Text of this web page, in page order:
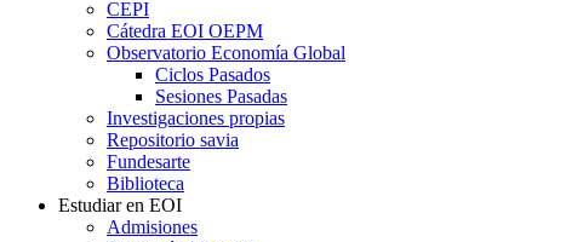
CEPI
Cátedra EOI OEPM
Observatorio Economía Global
Ciclos Pasados
Sesiones Pasadas
Investigaciones propias
Repositorio savia
Fundesarte
Biblioteca
Estudiar en EOI
Admisiones